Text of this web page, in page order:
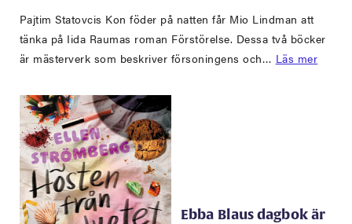
Pajtim Statovcis Kon föder på natten får Mio Lindman att
tänka på Iida Raumas roman Förstörelse. Dessa två böcker
är mästerverk som beskriver försoningens och… Läs mer
Ebba Blaus dagbok är